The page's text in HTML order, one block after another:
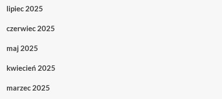
lipiec 2025
czerwiec 2025
maj 2025
kwiecień 2025
marzec 2025